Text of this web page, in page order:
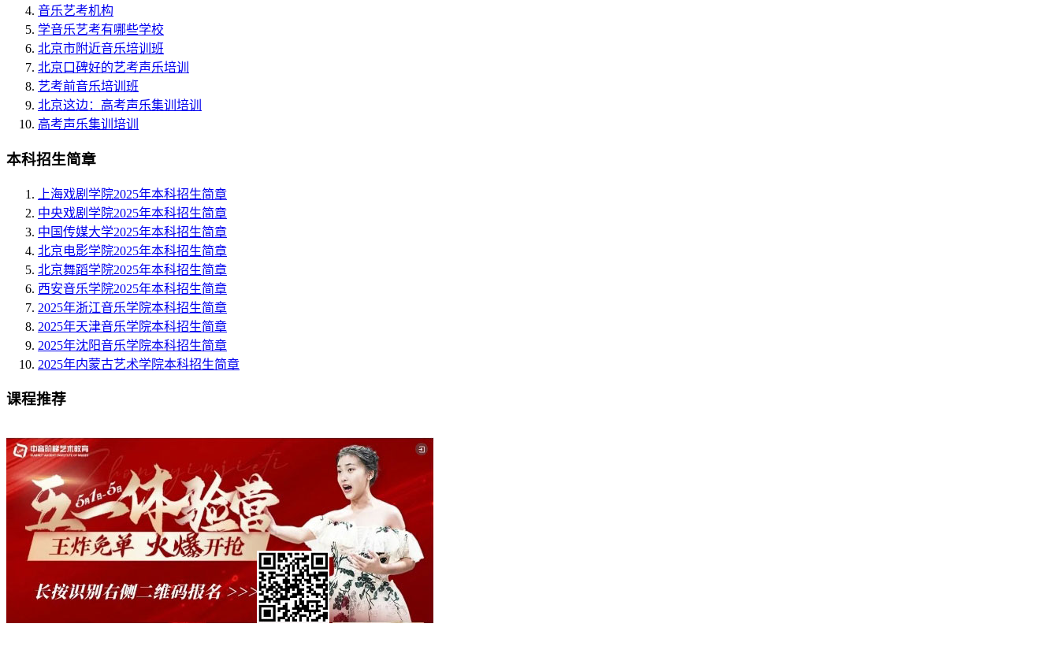
音乐艺考机构
学音乐艺考有哪些学校
北京市附近音乐培训班
北京口碑好的艺考声乐培训
艺考前音乐培训班
北京这边：高考声乐集训培训
高考声乐集训培训
本科招生简章
上海戏剧学院2025年本科招生简章
中央戏剧学院2025年本科招生简章
中国传媒大学2025年本科招生简章
北京电影学院2025年本科招生简章
北京舞蹈学院2025年本科招生简章
西安音乐学院2025年本科招生简章
2025年浙江音乐学院本科招生简章
2025年天津音乐学院本科招生简章
2025年沈阳音乐学院本科招生简章
2025年内蒙古艺术学院本科招生简章
课程推荐